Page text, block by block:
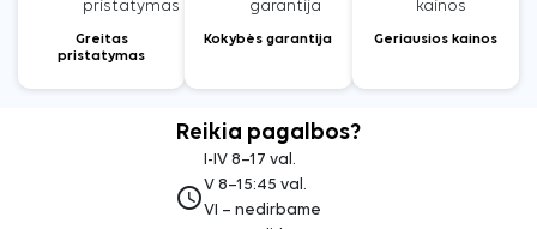
Greitas
pristatymas
Kokybės garantija Geriausios kainos
Reikia pagalbos?
access_time
I-IV 8–17 val.
V 8–15:45 val.
VI – nedirbame